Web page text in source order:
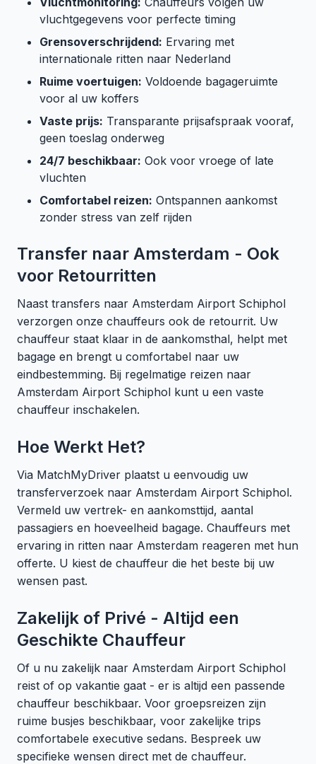
vluchtgegevens voor perfecte timing
Grensoverschrijdend: Ervaring met
internationale ritten naar Nederland
Ruime voertuigen: Voldoende bagageruimte
voor al uw koffers
Vaste prijs: Transparante prijsafspraak vooraf,
geen toeslag onderweg
24/7 beschikbaar: Ook voor vroege of late
vluchten
Comfortabel reizen: Ontspannen aankomst
zonder stress van zelf rijden
Transfer naar Amsterdam - Ook
voor Retourritten
Naast transfers naar Amsterdam Airport Schiphol
verzorgen onze chauffeurs ook de retourrit. Uw
chauffeur staat klaar in de aankomsthal, helpt met
bagage en brengt u comfortabel naar uw
eindbestemming. Bij regelmatige reizen naar
Amsterdam Airport Schiphol kunt u een vaste
chauffeur inschakelen.
Hoe Werkt Het?
Via MatchMyDriver plaatst u eenvoudig uw
transferverzoek naar Amsterdam Airport Schiphol.
Vermeld uw vertrek- en aankomsttijd, aantal
passagiers en hoeveelheid bagage. Chauffeurs met
ervaring in ritten naar Amsterdam reageren met hun
offerte. U kiest de chauffeur die het beste bij uw
wensen past.
Zakelijk of Privé - Altijd een
Geschikte Chauffeur
Of u nu zakelijk naar Amsterdam Airport Schiphol
reist of op vakantie gaat - er is altijd een passende
chauffeur beschikbaar. Voor groepsreizen zijn
ruime busjes beschikbaar, voor zakelijke trips
comfortabele executive sedans. Bespreek uw
specifieke wensen direct met de chauffeur.